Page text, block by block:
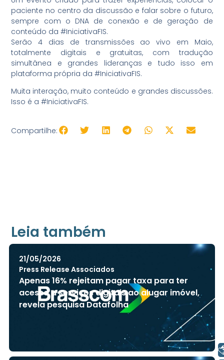
paciente no centro da discussão e falar sobre o futuro,
sempre com o DNA de conexão e de geração de
conteúdo da #IniciativaFIS.
Serão 4 dias de transmissões ao vivo em Maio,
totalmente digitais e gratuitas, com tradução
simultânea e grandes lideranças e tudo isso em
plataforma própria da #IniciativaFIS.
Muita interação, muito conteúdo e grandes discussões.
Isso é a #IniciativaFIS.
Compartilhe:
Leia também
21/05/2026
Press Release Associados
Apenas 16% rejeitam pagar taxa para ter
acesso a serviços digitais ao alugar imóvel,
revela pesquisa Datafolha
Libras